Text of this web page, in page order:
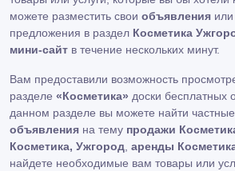
можете разместить свои объявления
предложения в раздел Косметика
мини-сайт в течение нескольких минут.
Вам предоставили возможность
разделе «Косметика» доски бесплатных
данном разделе вы можете найти
объявления на тему продажи
Косметика, Ужгород, аренды
найдете необходимые вам товары или